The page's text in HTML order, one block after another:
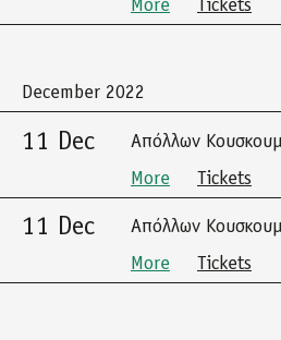
More
Tickets
December 2022
11 Dec
Απόλλων
More
Tickets
11 Dec
Απόλλων
More
Tickets